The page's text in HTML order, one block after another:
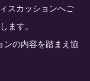
スカッションへご
ます。
ンの内容を踏まえ協